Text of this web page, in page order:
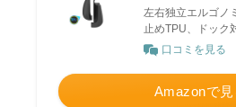
左右独立エルゴノ
止めTPU、ドック
口コミを見る
Amazonで見